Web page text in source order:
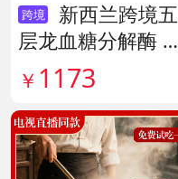
跨境
新西兰跨境五
层龙血糖分解酶 货
号138890
￥ 1173